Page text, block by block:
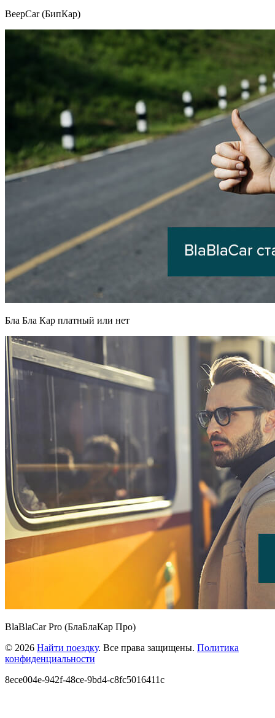
BeepCar (БипКар)
Бла Бла Кар платный или нет
BlaBlaCar Pro (БлаБлаКар Про)
© 2026 Найти поездку. Все права защищены. Политика
конфиденциальности
8ece004e-942f-48ce-9bd4-c8fc5016411c